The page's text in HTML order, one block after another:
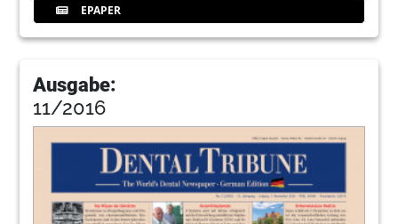
EPAPER
Ausgabe:
11/2016